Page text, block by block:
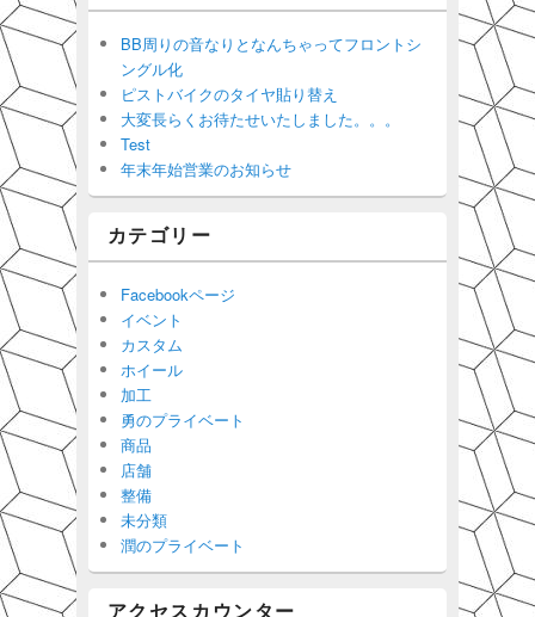
BB周りの音なりとなんちゃってフロントシ
ングル化
ピストバイクのタイヤ貼り替え
大変長らくお待たせいたしました。。。
Test
年末年始営業のお知らせ
カテゴリー
Facebookページ
イベント
カスタム
ホイール
加工
勇のプライベート
商品
店舗
整備
未分類
潤のプライベート
アクセスカウンター